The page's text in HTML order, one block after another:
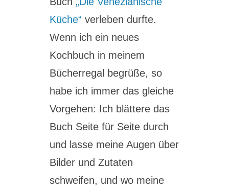
Küche“ verleben durfte.
Wenn ich ein neues
Kochbuch in meinem
Bücherregal begrüße, so
habe ich immer das gleiche
Vorgehen: Ich blättere das
Buch Seite für Seite durch
und lasse meine Augen über
Bilder und Zutaten
schweifen, und wo meine